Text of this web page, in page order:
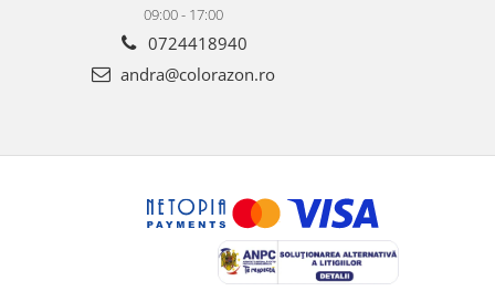
09:00 - 17:00
0724418940
andra@colorazon.ro